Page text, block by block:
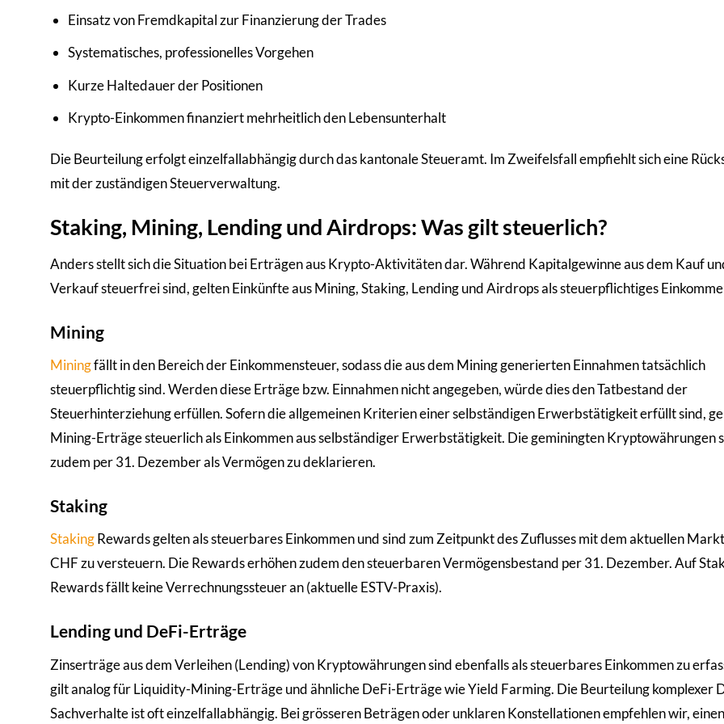
Einsatz von Fremdkapital zur Finanzierung der Trades
Systematisches, professionelles Vorgehen
Kurze Haltedauer der Positionen
Krypto-Einkommen finanziert mehrheitlich den Lebensunterhalt
Die Beurteilung erfolgt einzelfallabhängig durch das kantonale Steueramt. Im Zweifelsfall empfiehlt sich eine
mit der zuständigen Steuerverwaltung.
Staking, Mining, Lending und Airdrops: Was gilt steuerlich?
Anders stellt sich die Situation bei Erträgen aus Krypto-Aktivitäten dar. Während Kapitalgewinne aus dem Kauf
Verkauf steuerfrei sind, gelten Einkünfte aus Mining, Staking, Lending und Airdrops als steuerpflichtiges
Mining
Miningfällt in den Bereich der Einkommensteuer, sodass die aus dem Mining generierten Einnahmen tatsächlich
steuerpflichtig sind. Werden diese Erträge bzw. Einnahmen nicht angegeben, würde dies den Tatbestand der
Steuerhinterziehung erfüllen. Sofern die allgemeinen Kriterien einer selbständigen Erwerbstätigkeit erfüllt sind,
Mining-Erträge steuerlich als Einkommen aus selbständiger Erwerbstätigkeit. Die geminingten Kryptowährungen
zudem per 31. Dezember als Vermögen zu deklarieren.
Staking
StakingRewards gelten als steuerbares Einkommen und sind zum Zeitpunkt des Zuflusses mit dem aktuellen
CHF zu versteuern. Die Rewards erhöhen zudem den steuerbaren Vermögensbestand per 31. Dezember. Auf
Rewards fällt keine Verrechnungssteuer an (aktuelle ESTV-Praxis).
Lending und DeFi-Erträge
Zinserträge aus dem Verleihen (Lending) von Kryptowährungen sind ebenfalls als steuerbares Einkommen zu
gilt analog für Liquidity-Mining-Erträge und ähnliche DeFi-Erträge wie Yield Farming. Die Beurteilung komplexer
Sachverhalte ist oft einzelfallabhängig. Bei grösseren Beträgen oder unklaren Konstellationen empfehlen wir, einen